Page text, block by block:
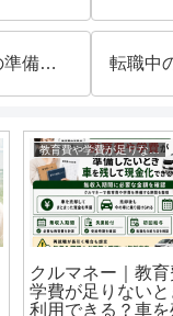
開業資金の準備に使える？仕事の車を残して事業を始める方法を解説
教育費や学費が足りないときに利用できる？
クルマネー｜教
学費が足りないと
利用できる？車を